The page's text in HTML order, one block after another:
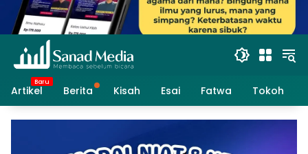
Artikel Berita Kisah Esai Fatwa Tokoh